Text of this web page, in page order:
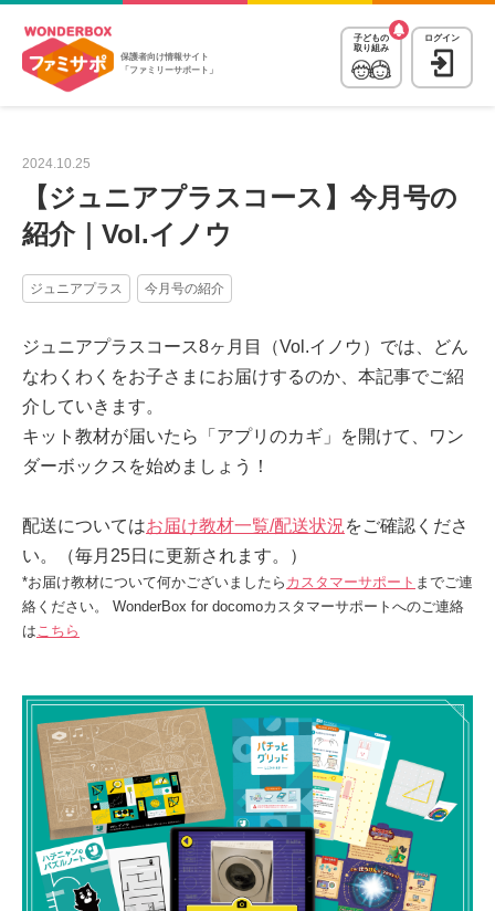
保護者向け情報サイト
「ファミリーサポート」
子どもの
取り組み
ログイン
2024.10.25
【ジュニアプラスコース】今月号の
紹介｜Vol.イノウ
ジュニアプラス 今月号の紹介
ジュニアプラスコース8ヶ月目（Vol.イノウ）では、どん
なわくわくをお子さまにお届けするのか、本記事でご紹
介していきます。
キット教材が届いたら「アプリのカギ」を開けて、ワン
ダーボックスを始めましょう！
配送についてはお届け教材一覧/配送状況 をご確認くださ
い。（毎月25日に更新されます。）
*お届け教材について何かございましたら カスタマーサポート までご連
絡ください。 WonderBox for docomoカスタマーサポートへのご連絡
はこちら